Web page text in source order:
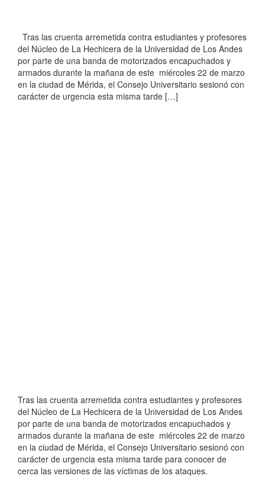
Tras las cruenta arremetida contra estudiantes y profesores
del Núcleo de La Hechicera de la Universidad de Los Andes
por parte de una banda de motorizados encapuchados y
armados durante la mañana de este miércoles 22 de marzo
en la ciudad de Mérida, el Consejo Universitario sesionó con
carácter de urgencia esta misma tarde […]
Tras las cruenta arremetida contra estudiantes y profesores
del Núcleo de La Hechicera de la Universidad de Los Andes
por parte de una banda de motorizados encapuchados y
armados durante la mañana de este miércoles 22 de marzo
en la ciudad de Mérida, el Consejo Universitario sesionó con
carácter de urgencia esta misma tarde para conocer de
cerca las versiones de las víctimas de los ataques.